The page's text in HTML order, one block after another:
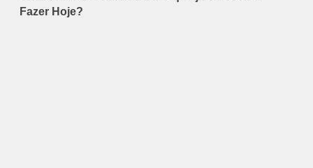
Fazer Hoje?